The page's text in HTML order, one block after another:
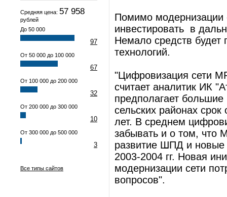
Средняя цена: 57 958
рублей
До 50 000
97
От 50 000 до 100 000
67
От 100 000 до 200 000
32
От 200 000 до 300 000
10
От 300 000 до 500 000
3
Все типы сайтов
Помимо модернизации
инвестировать в
Немало средств будет
технологий.
"Цифровизация сети
считает аналитик ИК
предполагает
сельских районах
лет. В среднем
забывать и о том, что
развитие ШПД и новые
2003-2004 гг. Новая
модернизации сети
вопросов".